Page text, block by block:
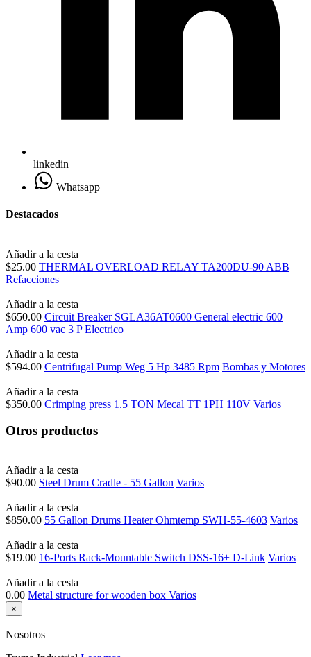
linkedin
Whatsapp
Destacados
Añadir a la cesta
$25.00 THERMAL OVERLOAD RELAY TA200DU-90 ABB
Refacciones
Añadir a la cesta
$650.00 Circuit Breaker SGLA36AT0600 General electric 600
Amp 600 vac 3 PElectrico
Añadir a la cesta
$594.00 Centrifugal Pump Weg 5 Hp 3485 Rpm Bombas y Motores
Añadir a la cesta
$350.00 Crimping press 1.5 TON Mecal TT 1PH 110V Varios
Otros productos
Añadir a la cesta
$90.00 Steel Drum Cradle - 55 Gallon Varios
Añadir a la cesta
$850.00 55 Gallon Drums Heater Ohmtemp SWH-55-4603 Varios
Añadir a la cesta
$19.00 16-Ports Rack-Mountable Switch DSS-16+ D-Link Varios
Añadir a la cesta
0.00 Metal structure for wooden box Varios
×
Nosotros